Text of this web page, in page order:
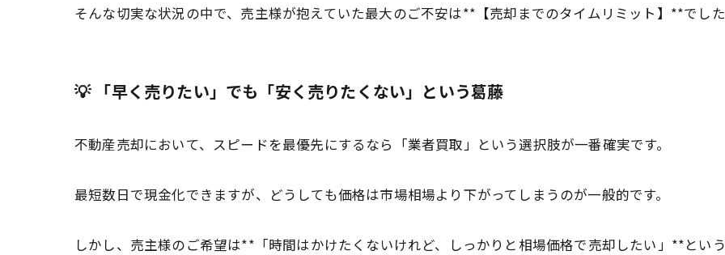
そんな切実な状況の中で、売主様が抱えていた最大のご不安は**【売却までのタイムリミット】**でした
💡 「早く売りたい」でも「安く売りたくない」という葛藤
不動産売却において、スピードを最優先にするなら「業者買取」という選択肢が一番確実です。
最短数日で現金化できますが、どうしても価格は市場相場より下がってしまうのが一般的です。
しかし、売主様のご希望は**「時間はかけたくないけれど、しっかりと相場価格で売却したい」**という